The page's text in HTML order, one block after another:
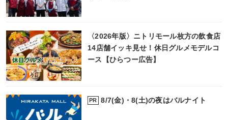
〈2026年版〉ニトリモール枚方の飲食店
14店舗イッキ見せ！休日グルメモデルコ
ース【ひらつー広告】
PR 8/7(金)・8(土)の夜はバルナイト